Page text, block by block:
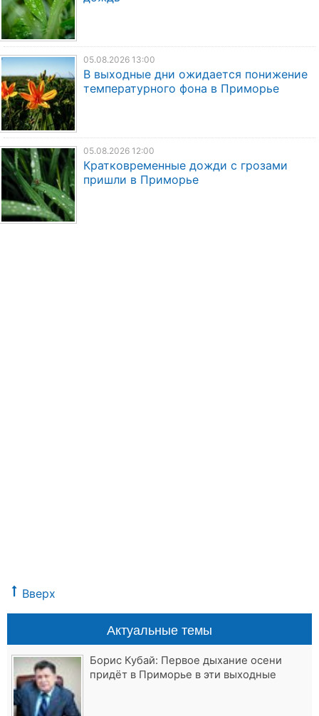
05.08.2026 13:00
В выходные дни ожидается понижение
температурного фона в Приморье
05.08.2026 12:00
Кратковременные дожди с грозами
пришли в Приморье
Вверх
Актуальные темы
Борис Кубай: Первое дыхание осени
придёт в Приморье в эти выходные